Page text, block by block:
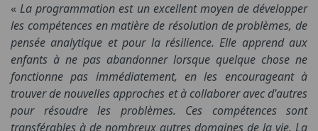
«La programmation est un excellent moyen de développer
les compétences en matière de résolution de problèmes, de
pensée analytique et pour la résilience. Elle apprend aux
enfants à ne pas abandonner lorsque quelque chose ne
fonctionne pas immédiatement, en les encourageant à
trouver de nouvelles approches et à collaborer avec d'autres
pour résoudre les problèmes. Ces compétences sont
transférables à de nombreux autres domaines de la vie. La